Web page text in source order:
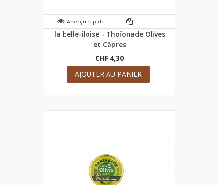
Aperçu rapide
la belle-iloise - Thoïonade Olives
et Câpres
CHF 4,30
AJOUTER AU PANIER